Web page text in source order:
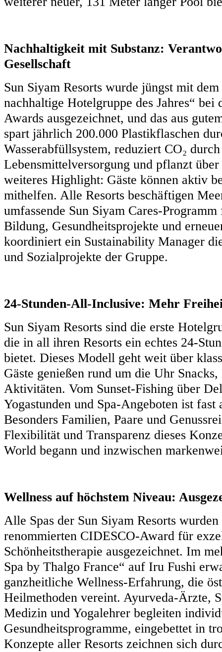
Nachhaltigkeit mit Substanz:
Gesellschaft
Sun Siyam Resorts wurde jüngst mit
nachhaltige Hotelgruppe des Jahres“
Awards ausgezeichnet, und das aus
spart jährlich 200.000 Plastikflaschen
Wasserabfüllsystem, reduziert CO₂
Lebensmittelversorgung und pflanzt
weiteres Highlight: Gäste können aktiv
mithelfen. Alle Resorts beschäftigen
umfassende Sun Siyam Cares-
Bildung, Gesundheitsprojekte und
koordiniert ein Sustainability Manager
und Sozialprojekte der Gruppe.
24-Stunden-All-Inclusive: Mehr
Sun Siyam Resorts sind die erste
die in all ihren Resorts ein echtes 24-
bietet. Dieses Modell geht weit über
Gäste genießen rund um die Uhr
Aktivitäten. Vom Sunset-Fishing über
Yogastunden und Spa-Angeboten ist
Besonders Familien, Paare und
Flexibilität und Transparenz dieses
World begann und inzwischen
Wellness auf höchstem Niveau:
Alle Spas der Sun Siyam Resorts
renommierten CIDESCO-Award für
Schönheitstherapie ausgezeichnet. Im
Spa by Thalgo France“ auf Iru Fushi
ganzheitliche Wellness-Erfahrung, die
Heilmethoden vereint. Ayurveda-Ärzte,
Medizin und Yogalehrer begleiten
Gesundheitsprogramme, eingebettet in
Konzepte aller Resorts zeichnen sich